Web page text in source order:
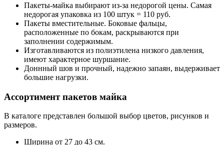
Пакеты-майка выбирают из-за недорогой цены. Самая
недорогая упаковка из 100 штук = 110 руб.
Пакеты вместительные. Боковые фальцы,
расположенные по бокам, раскрываются при
заполнении содержимым.
Изготавливаются из полиэтилена низкого давления,
имеют характерное шуршание.
Доннный шов и прочный, надежно запаян, выдерживает
большие нагрузки.
Ассортимент пакетов майка
В каталоге представлен большой выбор цветов, рисунков и
размеров.
Ширина от 27 до 43 см.